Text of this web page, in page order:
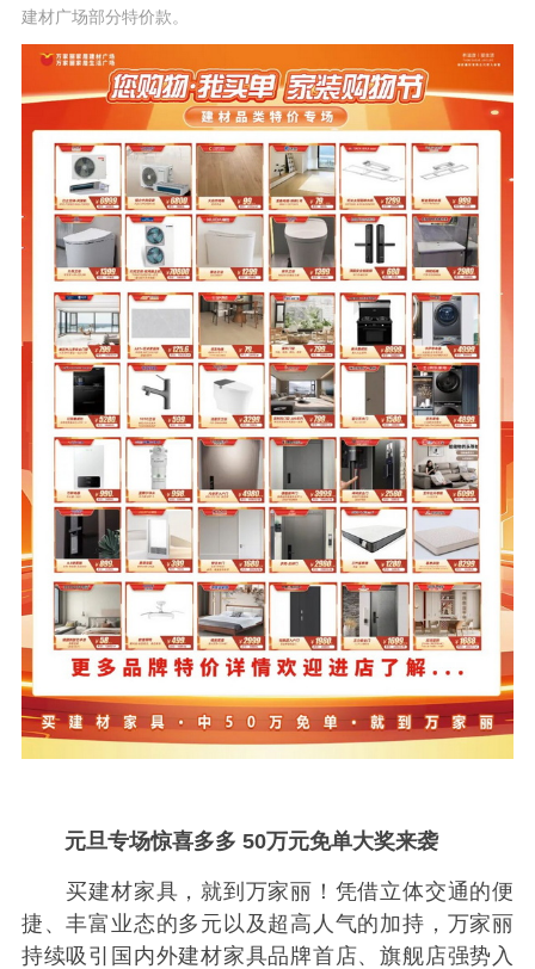
建材广场部分特价款。
元旦专场惊喜多多 50万元免单大奖来袭
买建材家具，就到万家丽！凭借立体交通的便
捷、丰富业态的多元以及超高人气的加持，万家丽
持续吸引国内外建材家具品牌首店、旗舰店强势入